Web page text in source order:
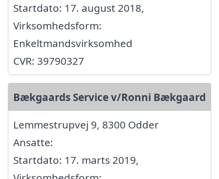
Startdato: 17. august 2018,
Virksomhedsform:
Enkeltmandsvirksomhed
CVR: 39790327
Bækgaards Service v/Ronni Bækgaard
Lemmestrupvej 9, 8300 Odder
Ansatte:
Startdato: 17. marts 2019,